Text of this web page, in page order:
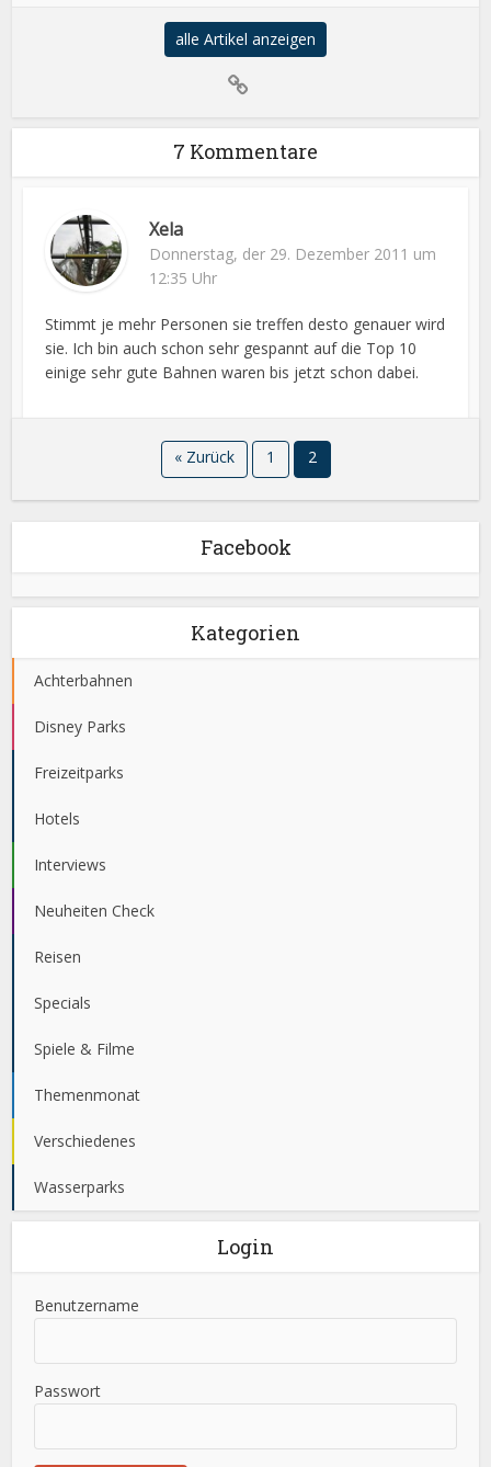
alle Artikel anzeigen
7 Kommentare
Xela
Donnerstag, der 29. Dezember 2011 um
12:35 Uhr
Stimmt je mehr Personen sie treffen desto genauer wird
sie. Ich bin auch schon sehr gespannt auf die Top 10
einige sehr gute Bahnen waren bis jetzt schon dabei.
« Zurück 1 2
Facebook
Kategorien
Achterbahnen
Disney Parks
Freizeitparks
Hotels
Interviews
Neuheiten Check
Reisen
Specials
Spiele & Filme
Themenmonat
Verschiedenes
Wasserparks
Login
Benutzername
Passwort